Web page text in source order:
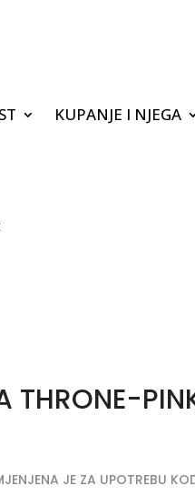
KUPANJE I NJEGA
THRONE-
JE ZA UPOTREBU